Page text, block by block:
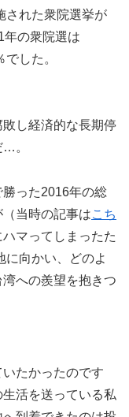
された衆院選挙が
年の衆院選は
した。
し経済的な長期停
。
った2016年の総
当時の記事はこち
マってしまったた
に向かい、どのよ
への羨望を抱きつ
たかったのです
活を送っている私